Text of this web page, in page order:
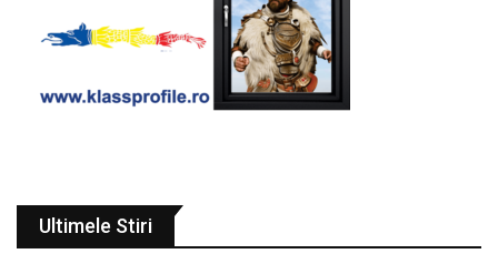
Ultimele Stiri